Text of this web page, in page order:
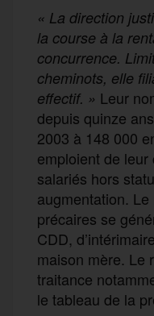
« La direction
la course à la
concurrence.
cheminots, elle
effectif. » Leur
depuis quinze
2003 à 148 000
emploient de
salariés hors
augmentation.
précaires se
CDD,
maison mère. Le
traitance
le tableau de la